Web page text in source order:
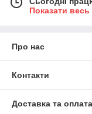
Показати
Про нас
Контакти
Доставка та оплата